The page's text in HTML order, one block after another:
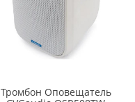
Тромбон Оповещатель